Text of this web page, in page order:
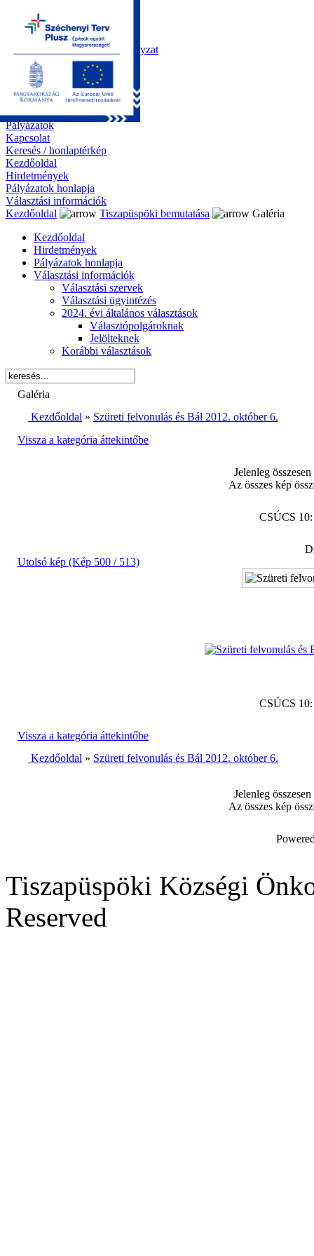
Kezdőoldal
Önkormányzat
Polgármesteri Hivatal
Roma Nemzetiségi Önkormányzat
Elektronikus ügyintézés
Közérdekű információk
Tiszapüspöki bemutatása
Galéria
Díjazottaink
Pályázatok
Kapcsolat
Keresés / honlaptérkép
Kezdőoldal
Hirdetmények
Pályázatok honlapja
Választási információk
Kezdőoldal
Tiszapüspöki bemutatása
Galéria
Kezdőoldal
Hirdetmények
Pályázatok honlapja
Választási információk
Választási szervek
Választási ügyintézés
2024. évi általános választások
Választópolgároknak
Jelölteknek
Korábbi választások
Galéria
Kezdőoldal » Szüreti felvonulás és Bál 2012. október 6.
Vissza a kategória áttekintőbe
Jelenleg
Az összes kép
CSÚCS
Utolsó kép (Kép 500 / 513)
CSÚCS
Vissza a kategória áttekintőbe
Kezdőoldal » Szüreti felvonulás és Bál 2012. október 6.
Jelenleg
Az összes kép
Tiszapüspöki Községi
Reserved